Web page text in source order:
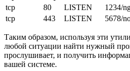
tcp
80 LISTEN
1234/
tcp
443 LISTEN 5678/
Таким образом, используя эти
любой ситуации найти нужный
прослушивает, и получить
вашей системе.